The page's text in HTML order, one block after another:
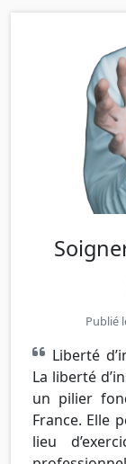
Publié
Liberté
La liberté
un pilier
France. Elle
lieu